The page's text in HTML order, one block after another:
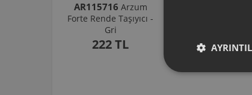
AR115716 Arzum
Forte Rende Taşıyıcı -
Gri
222 TL
1.037 TL